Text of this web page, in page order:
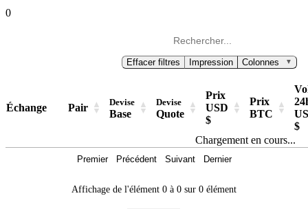
0
Effacer filtres Impression Colonnes ▼
Échange Pair Devise
Base
Devise
Quote
Prix
USD
$
Prix
BTC
$
Chargement en cours...
Affichage de l'élément 0 à 0 sur 0 élément
Premier Précédent Suivant Dernier